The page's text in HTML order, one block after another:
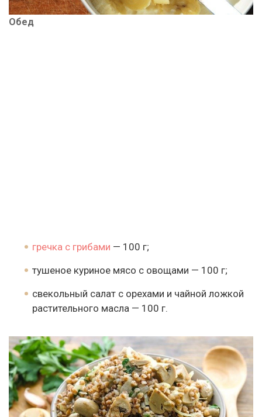
Обед
гречка с грибами — 100 г;
тушеное куриное мясо с овощами — 100 г;
свекольный салат с орехами и чайной ложкой
растительного масла — 100 г.